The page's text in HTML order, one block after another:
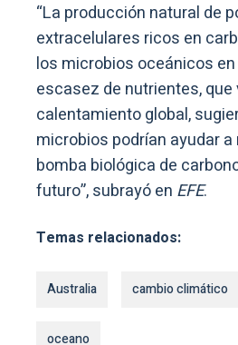
“La producción natural de
extracelulares ricos en
los microbios oceánicos
escasez de nutrientes,
calentamiento global,
microbios podrían ayudar
bomba biológica de
futuro”, subrayó en EFE.
Temas relacionados:
Australia cambio climático
oceano